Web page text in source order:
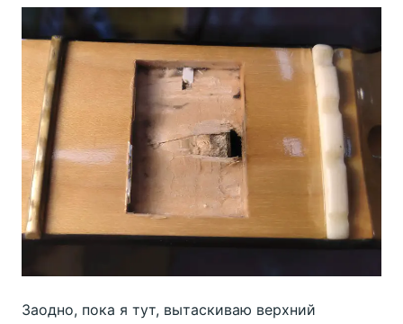
Заодно, пока я тут, вытаскиваю верхний